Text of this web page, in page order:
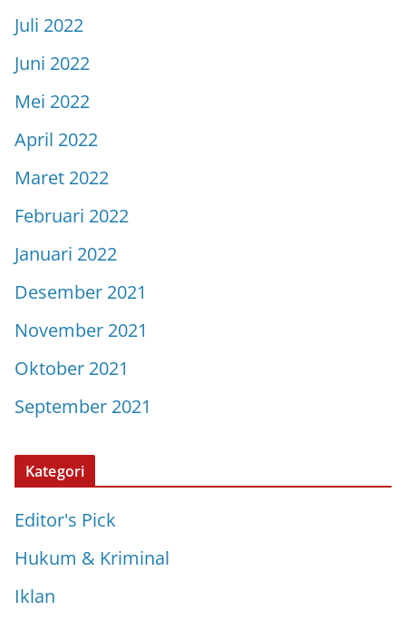
Juli 2022
Juni 2022
Mei 2022
April 2022
Maret 2022
Februari 2022
Januari 2022
Desember 2021
November 2021
Oktober 2021
September 2021
Kategori
Editor's Pick
Hukum & Kriminal
Iklan